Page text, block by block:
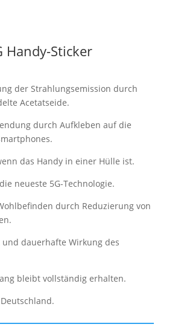
Handy-Sticker
der Strahlungsemission durch
Acetatseide.
durch Aufkleben auf die
das Handy in einer Hülle ist.
neueste 5G-Technologie.
durch Reduzierung von
und dauerhafte Wirkung des
bleibt vollständig erhalten.